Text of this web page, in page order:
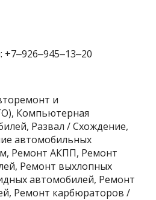
и
Компьютерная
Развал / Схождение,
автомобильных
Ремонт АКПП, Ремонт
Ремонт выхлопных
автомобилей, Ремонт
Ремонт карбюраторов /